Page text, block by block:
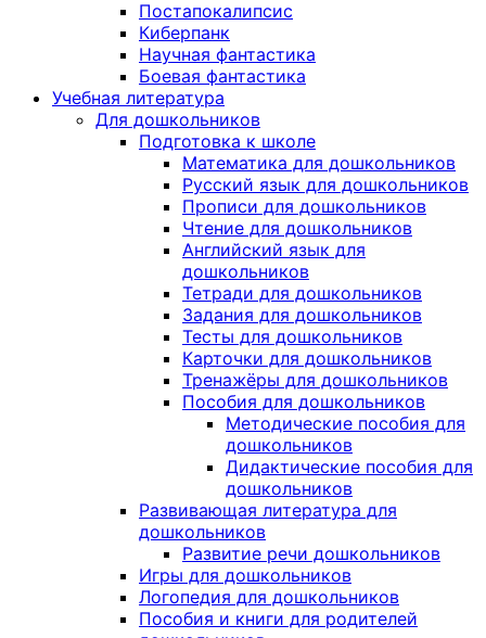
Постапокалипсис
Киберпанк
Научная фантастика
Боевая фантастика
Учебная литература
Для дошкольников
Подготовка к школе
Математика для дошкольников
Русский язык для дошкольников
Прописи для дошкольников
Чтение для дошкольников
Английский язык для
дошкольников
Тетради для дошкольников
Задания для дошкольников
Тесты для дошкольников
Карточки для дошкольников
Тренажёры для дошкольников
Пособия для дошкольников
Методические пособия для
дошкольников
Дидактические пособия для
дошкольников
Развивающая литература для
дошкольников
Развитие речи дошкольников
Игры для дошкольников
Логопедия для дошкольников
Пособия и книги для родителей